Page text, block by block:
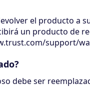
el producto a
un producto de
support/
debe ser